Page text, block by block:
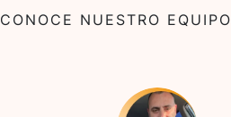
CONOCE NUESTRO EQUIPO